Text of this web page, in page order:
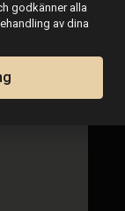
– EE12158
godkänner alla
av dina